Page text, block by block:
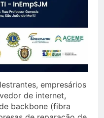
empresários
de internet,
backbone (fibra